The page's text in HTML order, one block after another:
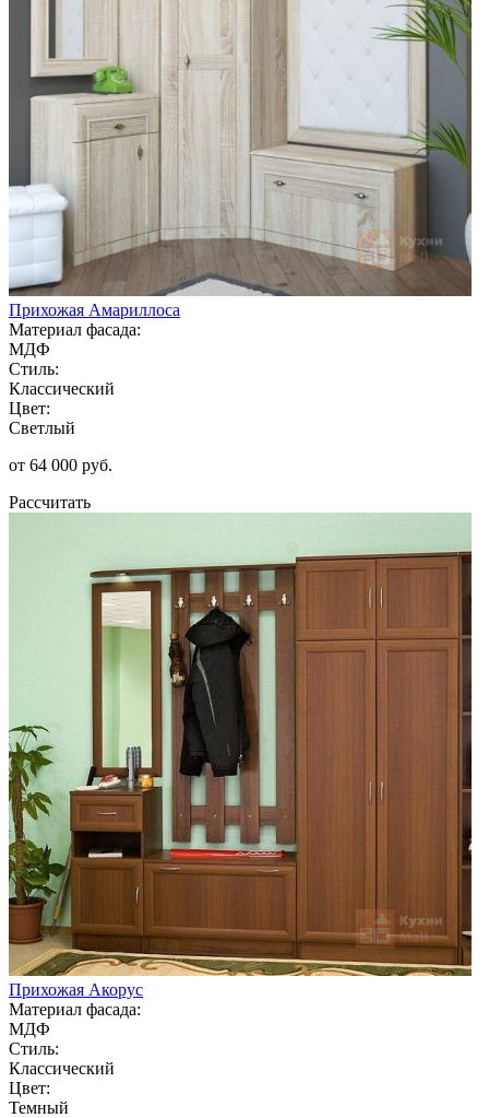
Прихожая Амариллоса
Материал фасада:
МДФ
Стиль:
Классический
Цвет:
Светлый
от 64 000 руб.
Рассчитать
Прихожая Акорус
Материал фасада:
МДФ
Стиль:
Классический
Цвет:
Темный